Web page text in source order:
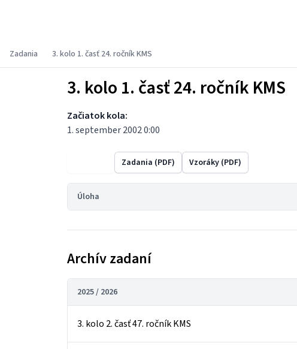
Zadania 3. kolo 1. časť 24. ročník KMS
3. kolo 1. časť 24. ročník KMS
Začiatok kola:
1. september 2002 0:00
Zadania (PDF) Vzoráky (PDF)
Úloha
Archív zadaní
2025 / 2026
3. kolo 2. časť 47. ročník KMS